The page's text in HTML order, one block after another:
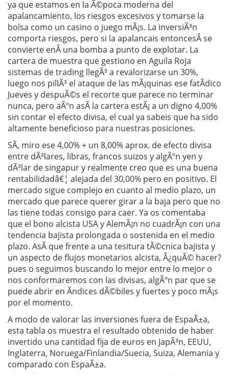
ya que estamos en la Ã©poca moderna del
apalancamiento, los riesgos excesivos y tomarse la
bolsa como un casino o juego mÃ¡s. La inversiÃ³n
comporta riesgos, pero si la apalancais entoncesÂ se
convierte enÂ una bomba a punto de explotar. La
cartera de muestra que gestiono en Aguila Roja
sistemas de trading llegÃ³ a revalorizarse un 30%,
luego nos pillÃ³ el ataque de las mÃ¡quinas ese fatÃ­dico
Jueves y despuÃ©s el recorte que parece no terminar
nunca, pero aÃºn asÃ­ la cartera estÃ¡ a un digno 4,00%
sin contar el efecto divisa, el cual ya sabeis que ha sido
altamente beneficioso para nuestras posiciones.
SÃ­, miro ese 4,00% + un 8,00% aprox. de efecto divisa
entre dÃ³lares, libras, francos suizos y algÃºn yen y
dÃ³lar de singapur y realmente creo que es una buena
rentabilidadâ€¦ alejada del 30,00% pero en positivo. El
mercado sigue complejo en cuanto al medio plazo, un
mercado que parece querer girar a la baja pero que no
las tiene todas consigo para caer. Ya os comentaba
que el bono alcista USA y AlemÃ¡n no cuadrÃ¡n con una
tendencia bajista prolongada o sostenida en el medio
plazo. AsÃ­ que frente a una tesitura tÃ©cnica bajista y
un aspecto de flujos monetarios alcista, Â¿quÃ© hacer?
pues o seguimos buscando lo mejor entre lo mejor o
nos conformaremos con las divisas, algÃºn par que se
puede abrir en Ã­ndices dÃ©biles y fuertes y poco mÃ¡s
por el momento.
A modo de valorar las inversiones fuera de EspaÃ±a,
esta tabla os muestra el resultado obtenido de haber
invertido una cantidad fija de euros en JapÃ³n, EEUU,
Inglaterra, Noruega/Finlandia/Suecia, Suiza, Alemania y
comparado con EspaÃ±a.